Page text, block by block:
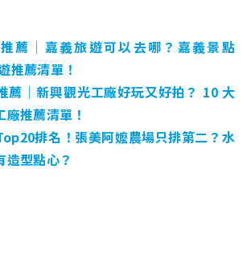
薦｜嘉義旅遊可以去哪？嘉義景點
推薦清單！
薦｜新興觀光工廠好玩又好拍？ 10 大
推薦清單！
排名！張美阿嬤農場只排第二？水
造型點心？